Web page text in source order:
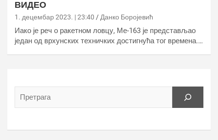
ВИДЕО
1. децембар 2023. | 23:40 Данко Боројевић
Иако је реч о ракетном ловцу, Ме-163 је представљао
један од врхунских техничких достигнућа тог времена.…